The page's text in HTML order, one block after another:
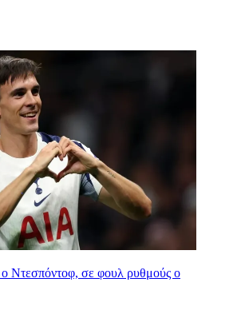
Ντεσπόντοφ, σε φουλ ρυθμούς ο